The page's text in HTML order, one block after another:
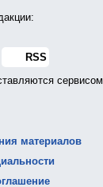
RSS
сервисом
материалов